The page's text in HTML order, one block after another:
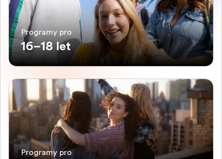
Programy pro
16–18 let
Programy pro